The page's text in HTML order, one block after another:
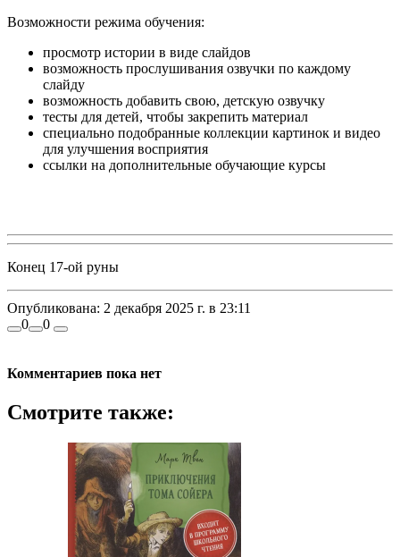
Возможности режима обучения:
просмотр истории в виде слайдов
возможность прослушивания озвучки по каждому
слайду
возможность добавить свою, детскую озвучку
тесты для детей, чтобы закрепить материал
специально подобранные коллекции картинок и видео
для улучшения восприятия
ссылки на дополнительные обучающие курсы
Конец 17-ой руны
Опубликована: 2 декабря 2025 г. в 23:11
0
0
Комментариев пока нет
Смотрите также: